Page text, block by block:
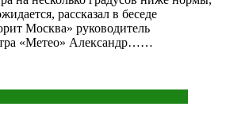
рассказал в беседе
Москва» руководитель
«Метео» Александр……